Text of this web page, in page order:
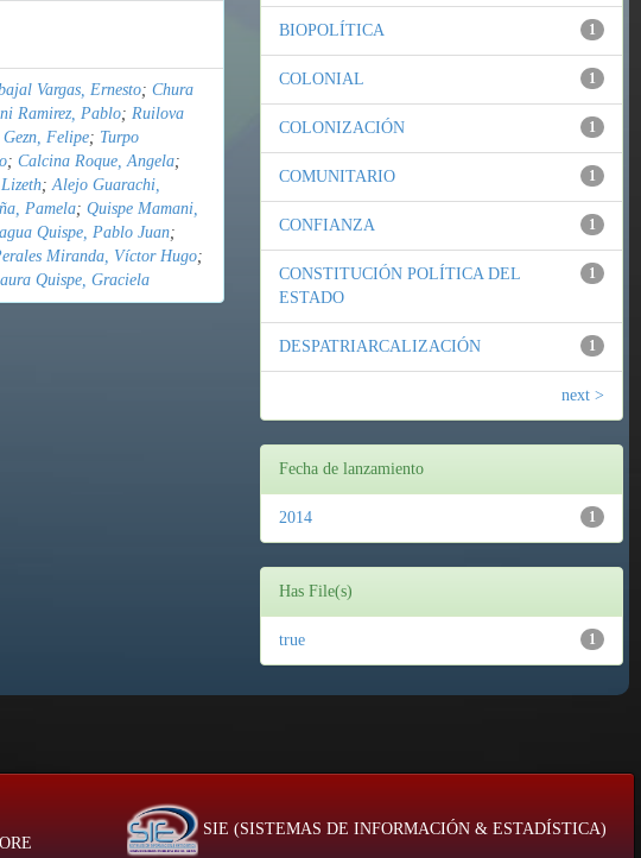
Vargas, Ernesto; Chura
Ramirez, Pablo; Ruilova
Gezn, Felipe; Turpo
; Calcina Roque, Angela;
;Alejo Guarachi,
Pamela; Quispe Mamani,
Quispe, Pablo Juan;
Miranda, Víctor Hugo;
Quispe, Graciela
1
BIOPOLÍTICA
1
COLONIAL
1
COLONIZACIÓN
1
COMUNITARIO
1
CONFIANZA
1
CONSTITUCIÓN POLÍTICA DEL
ESTADO
1
DESPATRIARCALIZACIÓN
next >
Fecha de lanzamiento
1
2014
Has File(s)
1
true
SIE (SISTEMAS DE INFORMACIÓN & ESTADÍSTICA)